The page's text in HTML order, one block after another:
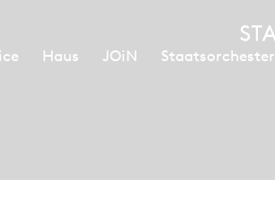
Haus JOiN Staatsorchester